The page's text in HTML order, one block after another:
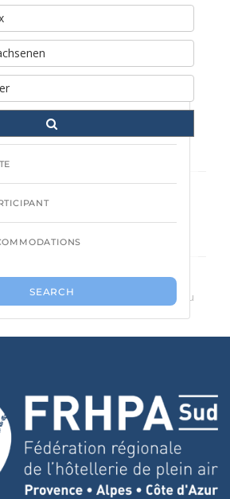
et réserver votre
séjour
Campingplatz gefunden.
die Anzahl der Suchkriterien zu